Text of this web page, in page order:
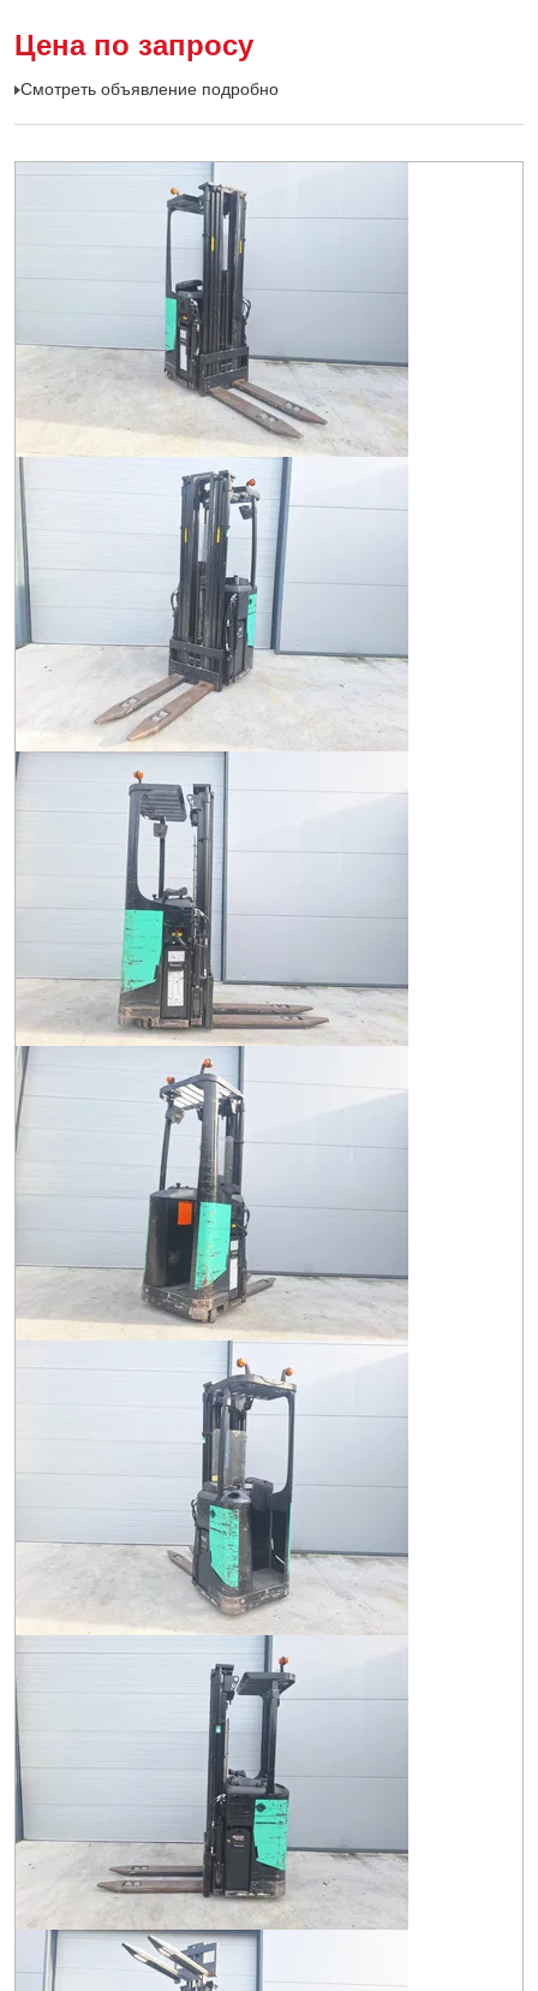
Цена по запросу
Смотреть объявление подробно